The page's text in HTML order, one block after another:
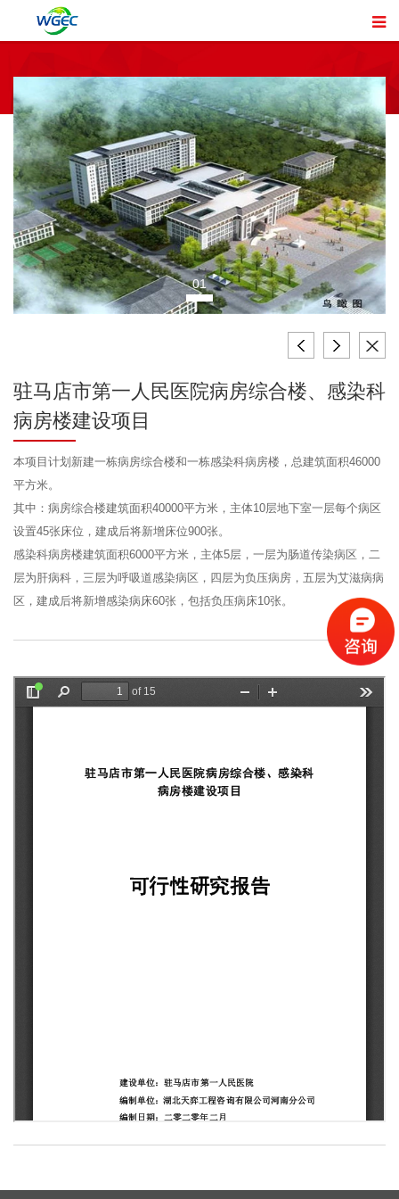
01
驻马店市第一人民医院病房综合楼、感染科
病房楼建设项目
本项目计划新建一栋病房综合楼和一栋感染科病房楼，总建筑面积46000
平方米。
其中：病房综合楼建筑面积40000平方米，主体10层地下室一层每个病区
设置45张床位，建成后将新增床位900张。
感染科病房楼建筑面积6000平方米，主体5层，一层为肠道传染病区，二
层为肝病科，三层为呼吸道感染病区，四层为负压病房，五层为艾滋病病
区，建成后将新增感染病床60张，包括负压病床10张。